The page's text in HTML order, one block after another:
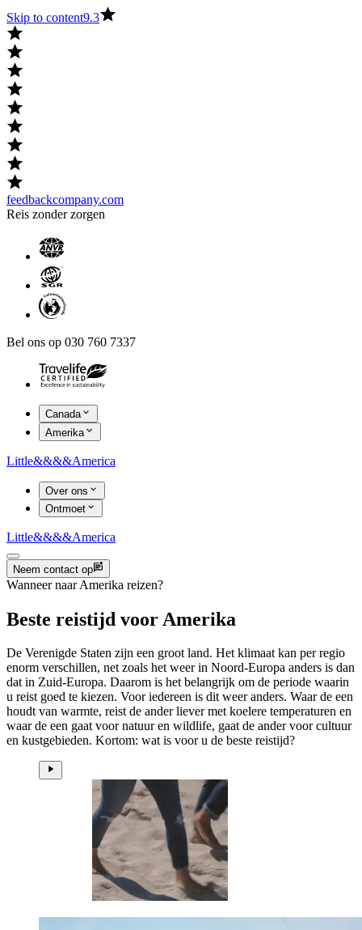
Skip to content9.3
feedbackcompany.com
Reis zonder zorgen
Bel ons op 030 760 7337
Canada
Amerika
Little&&&&America
Over ons
Ontmoet
Little&&&&America
Neem contact op
Wanneer naar Amerika reizen?
Beste reistijd voor Amerika
De Verenigde Staten zijn een groot land. Het klimaat kan per regio
enorm verschillen, net zoals het weer in Noord-Europa anders is dan
dat in Zuid-Europa. Daarom is het belangrijk om de periode waarin
u reist goed te kiezen. Voor iedereen is dit weer anders. Waar de een
houdt van warmte, reist de ander liever met koelere temperaturen en
waar de een gaat voor natuur en wildlife, gaat de ander voor cultuur
en kustgebieden. Kortom: wat is voor u de beste reistijd?